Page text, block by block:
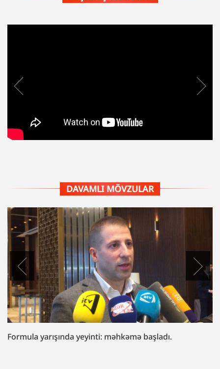
DAVAMLI MÖVZULAR
Formula yarışında yeyinti: məhkəmə başladı.